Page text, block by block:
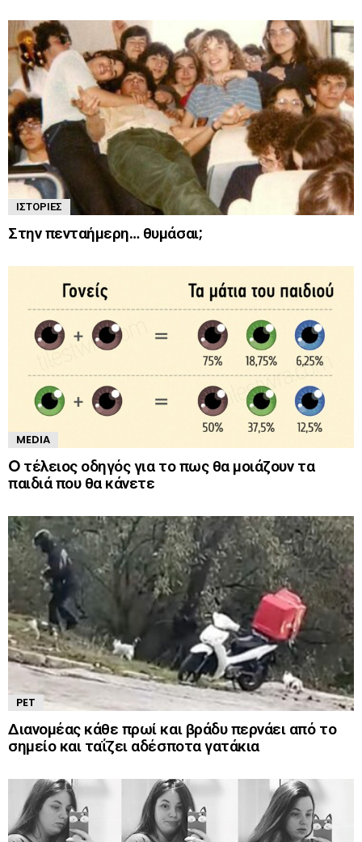
ΙΣΤΟΡΊΕΣ
Στην πενταήμερη… θυμάσαι;
MEDIA
O τέλειος οδηγός για το πως θα μοιάζουν τα
παιδιά που θα κάνετε
PET
Διανομέας κάθε πρωί και βράδυ περνάει από το
σημείο και ταΐζει αδέσποτα γατάκια